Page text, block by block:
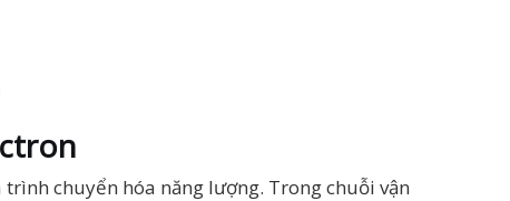
chuyển hóa năng lượng. Trong chuỗi vận